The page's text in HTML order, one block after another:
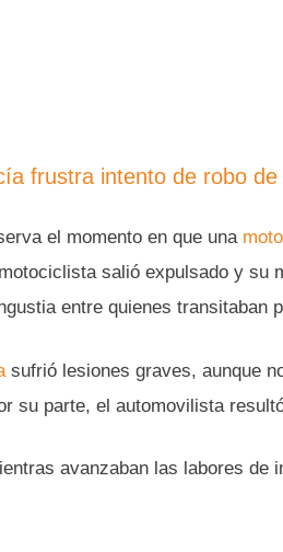
frustra intento de robo
el momento en que una
salió expulsado y su
entre quienes transitaban
sufrió lesiones graves, aunque
su parte, el automovilista
avanzaban las labores de